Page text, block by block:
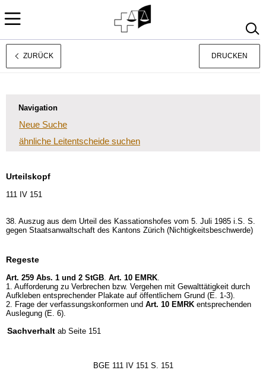
Rechtsprechung
ZURÜCK DRUCKEN
Navigation
Neue Suche
ähnliche Leitentscheide suchen
Urteilskopf
111 IV 151
38. Auszug aus dem Urteil des Kassationshofes vom 5. Juli 1985 i.S. S.
gegen Staatsanwaltschaft des Kantons Zürich (Nichtigkeitsbeschwerde)
Regeste
Art. 259 Abs. 1 und 2 StGB. Art. 10 EMRK.
1. Aufforderung zu Verbrechen bzw. Vergehen mit Gewalttätigkeit durch
Aufkleben entsprechender Plakate auf öffentlichem Grund (E. 1-3).
2. Frage der verfassungskonformen und Art. 10 EMRK entsprechenden
Auslegung (E. 6).
Sachverhalt ab Seite 151
BGE 111 IV 151 S. 151